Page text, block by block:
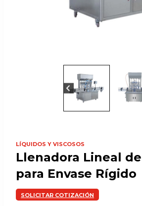
LÍQUIDOS Y VISCOSOS
Llenadora Lineal
para Envase Rígido
SOLICITAR COTIZACIÓN